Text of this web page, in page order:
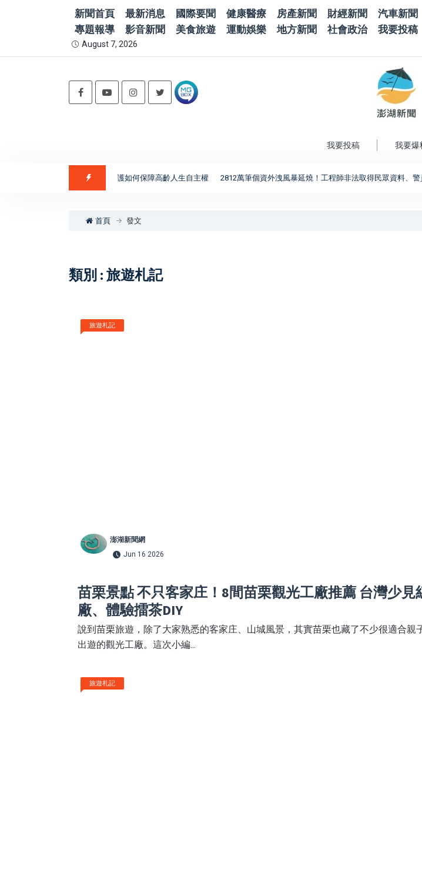
新聞首頁 最新消息 國際要聞 健康醫療 房產新聞 財經新聞 汽車新聞
專題報導
影音新聞 美食旅遊 運動娛樂 地方新聞 社會政治 我要投稿
August 7, 2026
我要投稿 我要爆
？涂欣成律師解析意定監護如何保障高齡人生自主權 2812萬筆個資外洩風暴延燒！工程師非法取得民眾資料、警員查
首頁 發文
類別 : 旅遊札記
旅遊札記
澎湖新聞網
Jun 16 2026
苗栗景點 不只客家庄！8間苗栗觀光工廠推薦 台灣少見
廠、體驗擂茶DIY
說到苗栗旅遊，除了大家熟悉的客家庄、山城風景，其實苗栗也藏了不少很適合親
出遊的觀光工廠。這次小編...
旅遊札記